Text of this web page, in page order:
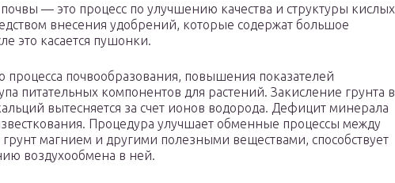
— это процесс по улучшению качества и структуры кислых
внесения удобрений, которые содержат большое
это касается пушонки.
процесса почвообразования, повышения показателей
питательных компонентов для растений. Закисление грунта в
вытесняется за счет ионов водорода. Дефицит минерала
Процедура улучшает обменные процессы между
магнием и другими полезными веществами, способствует
воздухообмена в ней.